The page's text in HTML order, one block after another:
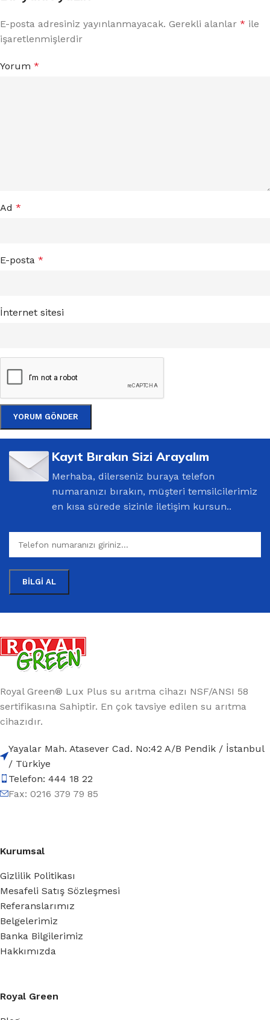
E-posta adresiniz yayınlanmayacak. Gerekli alanlar * ile
işaretlenmişlerdir
Yorum *
Ad *
E-posta *
İnternet sitesi
Kayıt Bırakın Sizi Arayalım
Merhaba, dilerseniz buraya telefon
numaranızı bırakın, müşteri temsilcilerimiz
en kısa sürede sizinle iletişim kursun..
Royal Green® Lux Plus su arıtma cihazı NSF/ANSI 58
sertifikasına Sahiptir. En çok tavsiye edilen su arıtma
cihazıdır.
Yayalar Mah. Atasever Cad. No:42 A/B Pendik / İstanbul
/ Türkiye
Telefon: 444 18 22
Fax: 0216 379 79 85
Kurumsal
Gizlilik Politikası
Mesafeli Satış Sözleşmesi
Referanslarımız
Belgelerimiz
Banka Bilgilerimiz
Hakkımızda
Royal Green